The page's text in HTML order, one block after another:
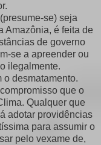
se) seja
Amazônia, é feita de
de governo
se a apreender ou
ilegalmente.
o desmatamento.
que o
Qualquer que
adotar providências
para assumir o
pelo vexame de,